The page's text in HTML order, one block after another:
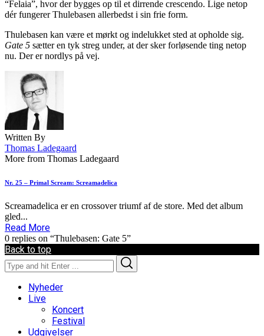
“Felaia”, hvor der bygges op til et dirrende crescendo. Lige netop
dér fungerer Thulebasen allerbedst i sin frie form.
Thulebasen kan være et mørkt og indelukket sted at opholde sig.
Gate 5 sætter en tyk streg under, at der sker forløsende ting netop
nu. Der er nordlys på vej.
Written By
Thomas Ladegaard
More from Thomas Ladegaard
Nr. 25 – Primal Scream: Screamadelica
Screamadelica er en crossover triumf af de store. Med det album
gled...
Read More
0 replies on “Thulebasen: Gate 5”
Back to top
Search
for:
Nyheder
Live
Koncert
Festival
Udgivelser